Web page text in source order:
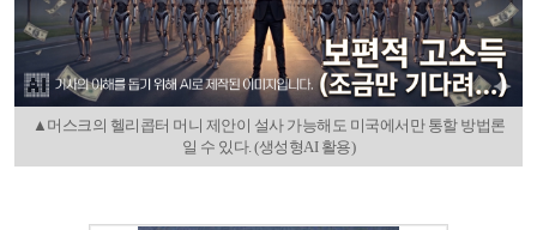
▲머스크의 헬리콥터 머니 제안이 설사 가능해도 미국에서만 통할 방법론
일 수 있다. (생성형AI 활용)